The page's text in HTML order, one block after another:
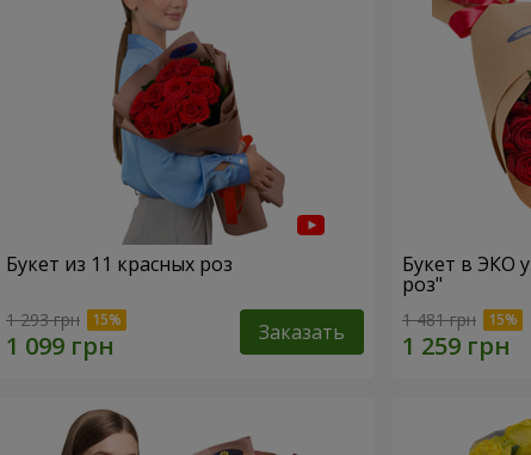
Букет из 11 красных роз
1 293 грн Заказать
Букет в ЭКО
роз"
1 481 грн